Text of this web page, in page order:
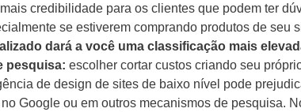
credibilidade para os clientes que podem ter
se estiverem comprando produtos de seu
daráa você uma classificação mais
pesquisa: escolher cortar custos criando seu
de design de sites de baixo nível pode
Google ou em outros mecanismos de pesquisa.